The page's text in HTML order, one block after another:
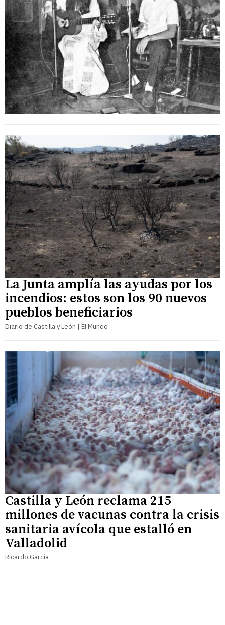
La Junta amplía las ayudas por los
incendios: estos son los 90 nuevos
pueblos beneficiarios
Diario de Castilla y León | El Mundo
Castilla y León reclama 215
millones de vacunas contra la crisis
sanitaria avícola que estalló en
Valladolid
Ricardo García